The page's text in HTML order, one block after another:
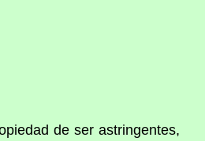
de ser astringentes,